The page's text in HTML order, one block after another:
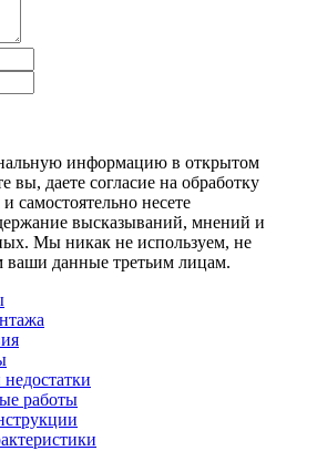
информацию в открытом
вы, даете согласие на обработку
самостоятельно несете
высказываний, мнений и
Мы никак не используем, не
ваши данные третьим лицам.
работы